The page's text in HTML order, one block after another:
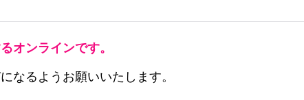
オンラインです。
なるようお願いいたします。